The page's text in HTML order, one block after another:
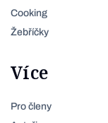
Cooking
Žebříčky
Více
Pro členy